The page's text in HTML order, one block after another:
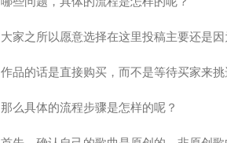
大家之所以愿意选择在这里投稿主要还是
作品的话是直接购买，而不是等待买家来
那么具体的流程步骤是怎样的呢？